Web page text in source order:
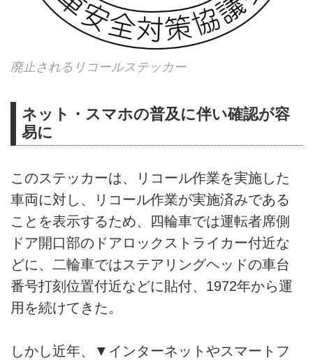
廃止されるリコールステッカー
ネット・スマホの普及に伴い確認が容
易に
このステッカーは、リコール作業を実施した
車両に対し、リコール作業が実施済みである
ことを表示するため、四輪車では運転者席側
ドア開口部のドアロックストライカー付近な
どに、二輪車ではステアリングヘッドの車台
番号打刻位置付近などに貼付、1972年から運
用を続けてきた。
しかし近年、▼インターネットやスマートフ